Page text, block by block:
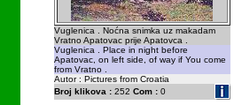
Vuglenica . Noćna snimka uz makadam
Vratno Apatovac prije Apatovca .
Vuglenica . Place in night before
Apatovac, on left side, of way if You come
from Vratno .
Autor : Pictures from Croatia
Broj klikova :252 Com :0